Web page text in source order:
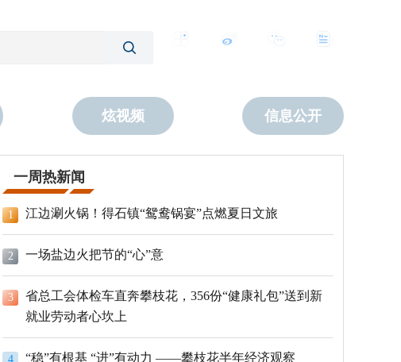
炫视频 信息公开
一周热新闻
1 江边涮火锅！得石镇“鸳鸯锅宴”点燃夏日文旅
2 一场盐边火把节的“心”意
3
省总工会体检车直奔攀枝花，356份“健康礼包”送到新
就业劳动者心坎上
4 “稳”有根基 “进”有动力 ——攀枝花半年经济观察